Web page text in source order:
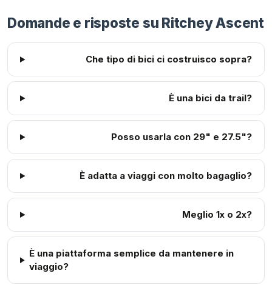
Domande e risposte su Ritchey Ascent
Che tipo di bici ci costruisco sopra?
È una bici da trail?
Posso usarla con 29" e 27.5"?
È adatta a viaggi con molto bagaglio?
Meglio 1x o 2x?
È una piattaforma semplice da mantenere in
viaggio?